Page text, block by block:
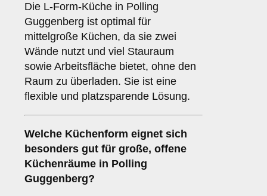
Die L-Form-Küche in Polling
Guggenberg ist optimal für
mittelgroße Küchen, da sie zwei
Wände nutzt und viel Stauraum
sowie Arbeitsfläche bietet, ohne den
Raum zu überladen. Sie ist eine
flexible und platzsparende Lösung.
Welche Küchenform eignet sich
besonders gut für große, offene
Küchenräume in Polling
Guggenberg?